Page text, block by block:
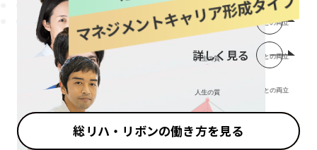
詳しく見る
詳しく見る
総リハ・リボンの働き方を見る